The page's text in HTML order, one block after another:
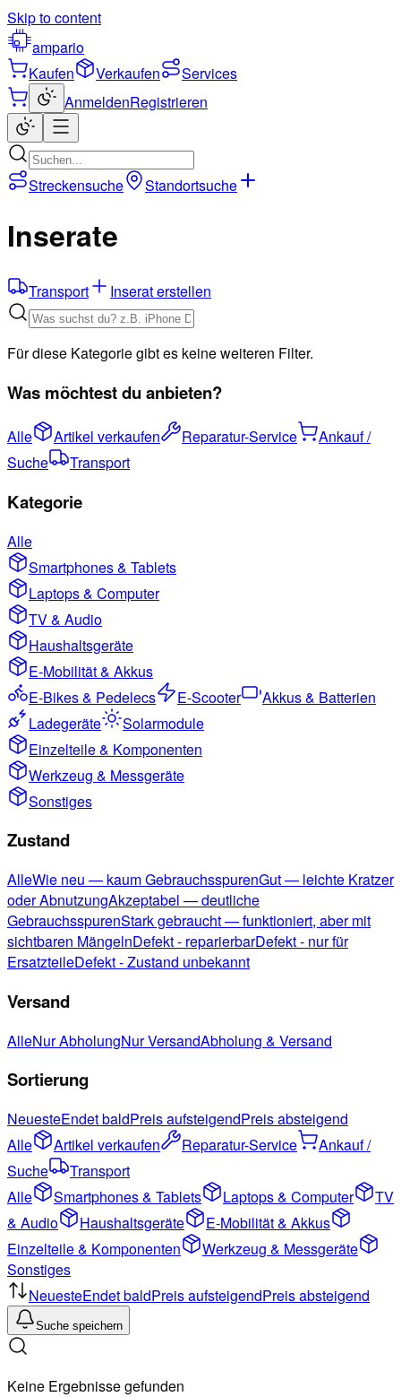
Skip to content
ampario
Kaufen
Verkaufen
Services
AnmeldenRegistrieren
Streckensuche Standortsuche
Inserate
Transport Inserat erstellen
Für diese Kategorie gibt es keine weiteren Filter.
Was möchtest du anbieten?
Alle Artikel verkaufen Reparatur-Service
Ankauf /
Suche
Transport
Kategorie
Alle
Smartphones & Tablets
Laptops & Computer
TV & Audio
Haushaltsgeräte
E-Mobilität & Akkus
E-Bikes & Pedelecs
E-Scooter
Akkus & Batterien
Ladegeräte
Solarmodule
Einzelteile & Komponenten
Werkzeug & Messgeräte
Sonstiges
Zustand
AlleWie neu — kaum GebrauchsspurenGut — leichte Kratzer
oder AbnutzungAkzeptabel — deutliche
GebrauchsspurenStark gebraucht — funktioniert, aber mit
sichtbaren MängelnDefekt - reparierbarDefekt - nur für
ErsatzteileDefekt - Zustand unbekannt
Versand
AlleNur AbholungNur VersandAbholung & Versand
Sortierung
NeuesteEndet baldPreis aufsteigendPreis absteigend
Alle
Artikel verkaufen Reparatur-Service
Ankauf /
Suche
Transport
Alle
Smartphones & Tablets Laptops & Computer
TV
& Audio
Haushaltsgeräte
E-Mobilität & Akkus
Einzelteile & Komponenten
Werkzeug & Messgeräte
Sonstiges
NeuesteEndet baldPreis aufsteigendPreis absteigend
Suche speichern
Keine Ergebnisse gefunden